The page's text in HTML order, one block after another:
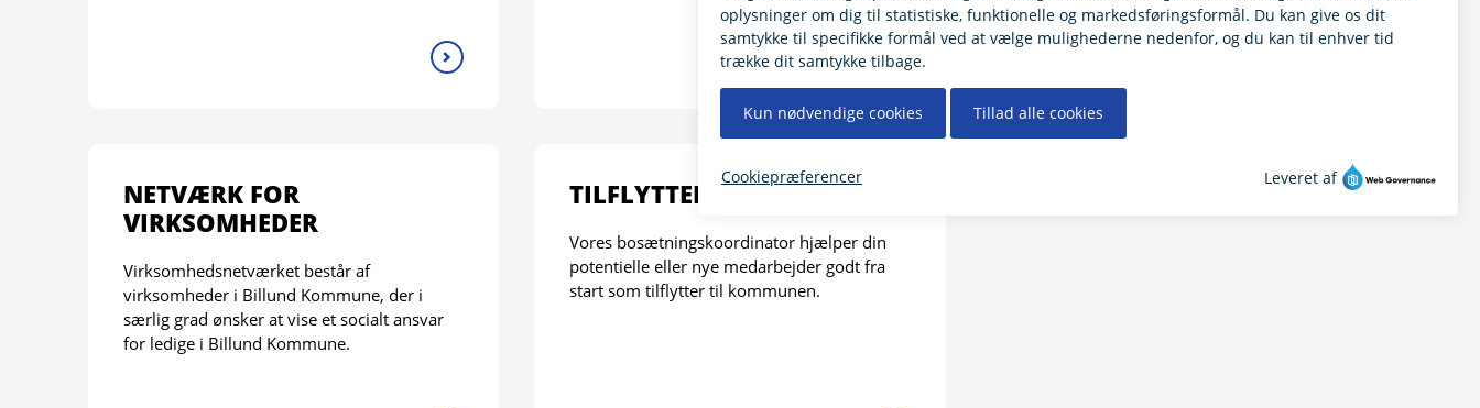
NETVÆRK FOR
VIRKSOMHEDER
Virksomhedsnetværket består af
virksomheder i Billund Kommune, der i
særlig grad ønsker at vise et socialt ansvar
for ledige i Billund Kommune.
TILFLYTTER
Vores bosætningskoordinator hjælper din
potentielle eller nye medarbejder godt fra
start som tilflytter til kommunen.